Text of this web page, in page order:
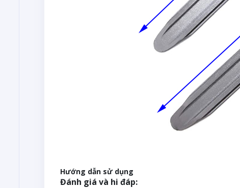
Hướng dẫn sử dụng
Đánh giá và hi đáp: